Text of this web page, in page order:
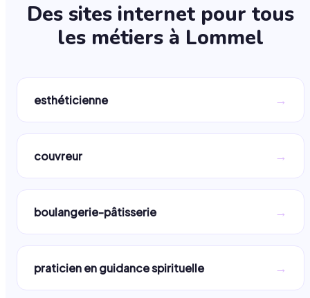
Des sites internet pour tous
les métiers à Lommel
esthéticienne →
couvreur →
boulangerie-pâtisserie →
praticien en guidance spirituelle →